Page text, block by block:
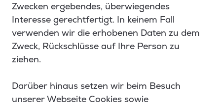
Zwecken ergebendes, überwiegendes
Interesse gerechtfertigt. In keinem Fall
verwenden wir die erhobenen Daten zu dem
Zweck, Rückschlüsse auf Ihre Person zu
ziehen.
Darüber hinaus setzen wir beim Besuch
unserer Webseite Cookies sowie